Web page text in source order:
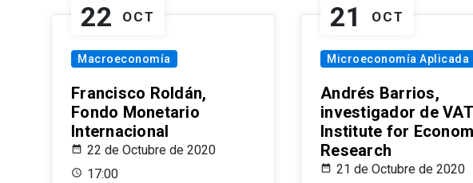
22 OCT
Macroeconomía
Francisco Roldán,
Fondo Monetario
Internacional
22 de Octubre de 2020
17:00
21 OCT
Microeconomía Aplicada
Andrés Barrios,
investigador de
Institute for
Research
21 de Octubre de 2020